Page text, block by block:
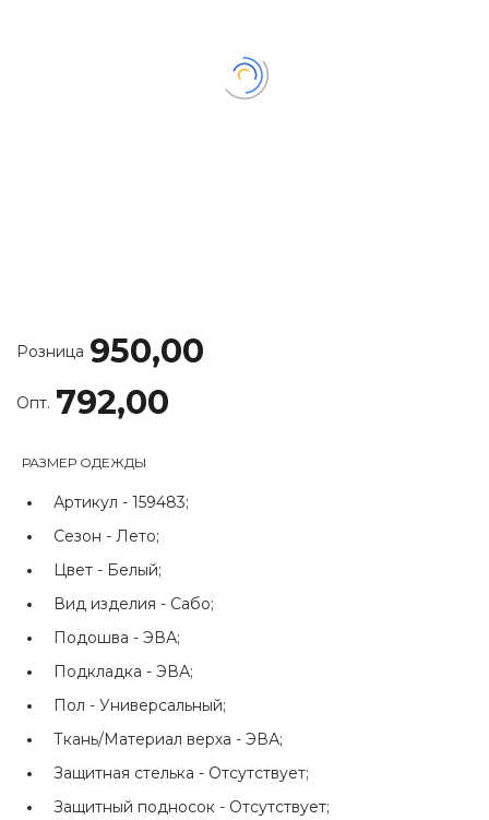
Розница 950,00
Опт. 792,00
РАЗМЕР ОДЕЖДЫ
Артикул - 159483;
Сезон - Лето;
Цвет - Белый;
Вид изделия - Сабо;
Подошва - ЭВА;
Подкладка - ЭВА;
Пол - Универсальный;
Ткань/Материал верха - ЭВА;
Защитная стелька - Отсутствует;
Защитный подносок - Отсутствует;